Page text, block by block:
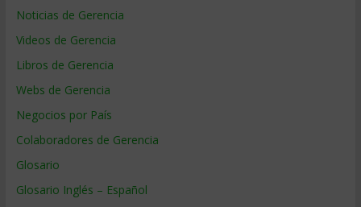
Noticias de Gerencia
Videos de Gerencia
Libros de Gerencia
Webs de Gerencia
Negocios por País
Colaboradores de Gerencia
Glosario
Glosario Inglés – Español